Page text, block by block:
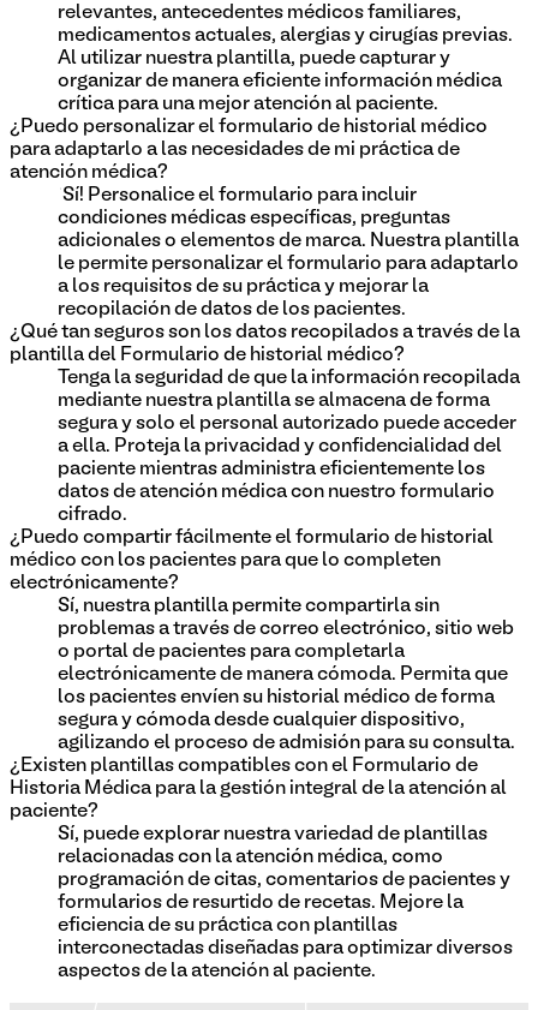
relevantes, antecedentes médicos familiares,
medicamentos actuales, alergias y cirugías previas.
Al utilizar nuestra plantilla, puede capturar y
organizar de manera eficiente información médica
crítica para una mejor atención al paciente.
¿Puedo personalizar el formulario de historial médico
para adaptarlo a las necesidades de mi práctica de
atención médica?
¡Sí! Personalice el formulario para incluir
condiciones médicas específicas, preguntas
adicionales o elementos de marca. Nuestra plantilla
le permite personalizar el formulario para adaptarlo
a los requisitos de su práctica y mejorar la
recopilación de datos de los pacientes.
¿Qué tan seguros son los datos recopilados a través de la
plantilla del Formulario de historial médico?
Tenga la seguridad de que la información recopilada
mediante nuestra plantilla se almacena de forma
segura y solo el personal autorizado puede acceder
a ella. Proteja la privacidad y confidencialidad del
paciente mientras administra eficientemente los
datos de atención médica con nuestro formulario
cifrado.
¿Puedo compartir fácilmente el formulario de historial
médico con los pacientes para que lo completen
electrónicamente?
Sí, nuestra plantilla permite compartirla sin
problemas a través de correo electrónico, sitio web
o portal de pacientes para completarla
electrónicamente de manera cómoda. Permita que
los pacientes envíen su historial médico de forma
segura y cómoda desde cualquier dispositivo,
agilizando el proceso de admisión para su consulta.
¿Existen plantillas compatibles con el Formulario de
Historia Médica para la gestión integral de la atención al
paciente?
Sí, puede explorar nuestra variedad de plantillas
relacionadas con la atención médica, como
programación de citas, comentarios de pacientes y
formularios de resurtido de recetas. Mejore la
eficiencia de su práctica con plantillas
interconectadas diseñadas para optimizar diversos
aspectos de la atención al paciente.